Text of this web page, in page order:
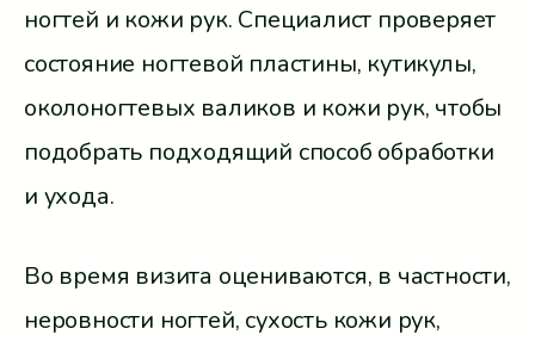
ногтей и кожи рук. Специалист проверяет
состояние ногтевой пластины, кутикулы,
околоногтевых валиков и кожи рук, чтобы
подобрать подходящий способ обработки
и ухода.
Во время визита оцениваются, в частности,
неровности ногтей, сухость кожи рук,